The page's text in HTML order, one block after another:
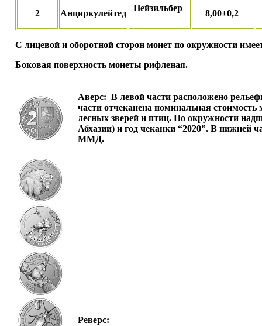
2 Анциркулейтед
Нейзильбер
8,00±0,2
С лицевой и оборотной сторон монет по окружности
Боковая поверхность монеты рифленая.
Аверс: В левой части расположено
части отчеканена номинальная
лесных зверей и птиц. По окружности
Абхазии) и год чеканки “2020”. В нижней
ММД.
Реверс: